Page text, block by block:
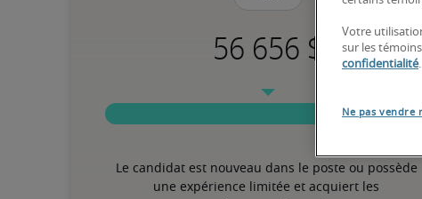
Le candidat est nouveau dans le poste ou possède
une expérience limitée et acquiert les
Votre
sur les
confidentialité.
Ne pas vendre